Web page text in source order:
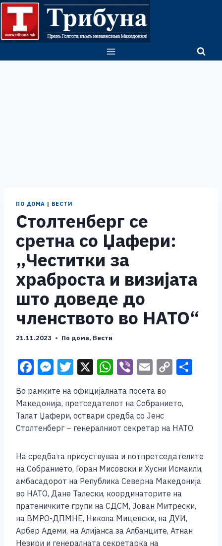
Skip
content
ПО ДОМА | ВЕСТИ
Столтенберг се
сретна со Џафери:
„Честитки за
храброста и визијата
што доведе до
членството во НАТО“
21.11.2023 По дома, Вести
F
c
e
b
o
k
M
ss
e
n
er
T
wi
tt
er
X W
at
s
A
p
Vi
er
E
ai
l
C
p
Li
k
Во рамките на официјалната посета во
Македонија, претседателот на Собранието,
Талат Џафери, оствари средба со Јенс
Столтенберг – генералниот секретар на НАТО.
На средбата присуствуваа и потпретседателите
на Собранието, Горан Мисовски и Хусни Исмаили,
амбасадорот на Република Северна Македонија
во НАТО, Дане Талески, координаторите на
пратеничките групи на СДСМ, Јован Митрески,
на ВМРО-ДПМНЕ, Никола Мицевски, на ДУИ,
Арбер Адеми, на Алијанса за Албанците, Атнан
Незири и генералната секретарка на